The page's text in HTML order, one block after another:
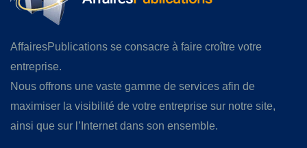
AffairesPublications se consacre à faire croître votre
entreprise.
Nous offrons une vaste gamme de services afin de
maximiser la visibilité de votre entreprise sur notre site,
ainsi que sur l’Internet dans son ensemble.